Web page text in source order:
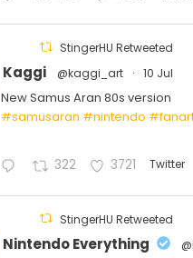
StingerHU Retweeted
Kaggi @kaggi_art · 10 Jul
New Samus Aran 80s version
#samusaran #nintendo #fanartㅤㅤㅤ
322 3721 Twitter
StingerHU Retweeted
Nintendo Everything